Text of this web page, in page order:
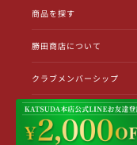
商品を探す
勝田商店について
クラブメンバーシップ
ショッピングガイド